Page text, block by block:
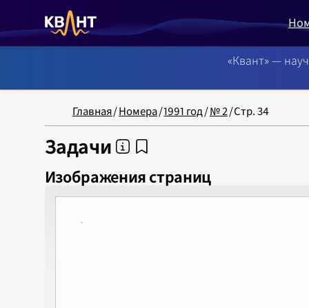
NB:
«Квант» —
Главная/Номера/1991 год/№ 2/Стр. 34
Задачи
Изображения страниц